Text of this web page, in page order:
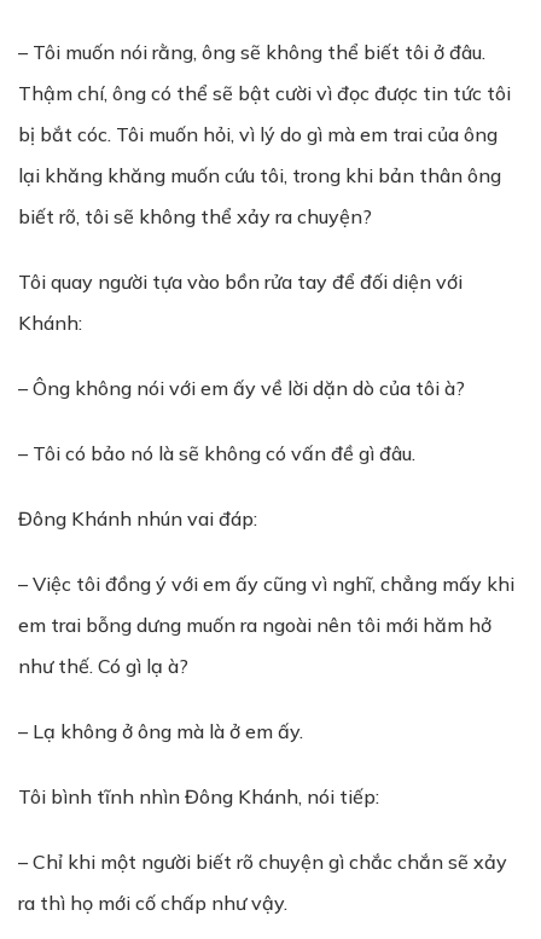
– Tôi muốn nói rằng, ông sẽ không thể biết tôi ở đâu.
Thậm chí, ông có thể sẽ bật cười vì đọc được tin tức tôi
bị bắt cóc. Tôi muốn hỏi, vì lý do gì mà em trai của ông
lại khăng khăng muốn cứu tôi, trong khi bản thân ông
biết rõ, tôi sẽ không thể xảy ra chuyện?
Tôi quay người tựa vào bồn rửa tay để đối diện với
Khánh:
– Ông không nói với em ấy về lời dặn dò của tôi à?
– Tôi có bảo nó là sẽ không có vấn đề gì đâu.
Đông Khánh nhún vai đáp:
– Việc tôi đồng ý với em ấy cũng vì nghĩ, chẳng mấy khi
em trai bỗng dưng muốn ra ngoài nên tôi mới hăm hở
như thế. Có gì lạ à?
– Lạ không ở ông mà là ở em ấy.
Tôi bình tĩnh nhìn Đông Khánh, nói tiếp:
– Chỉ khi một người biết rõ chuyện gì chắc chắn sẽ xảy
ra thì họ mới cố chấp như vậy.